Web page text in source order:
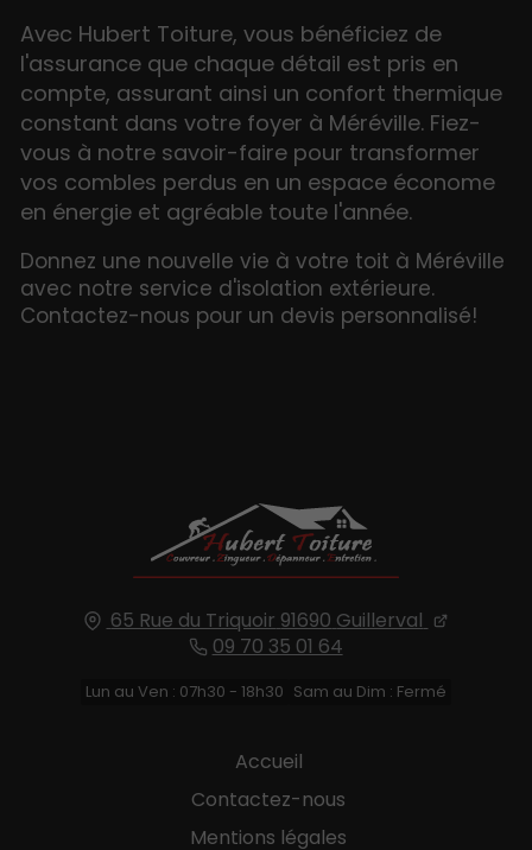
Avec Hubert Toiture, vous bénéficiez de
l'assurance que chaque détail est pris en
compte, assurant ainsi un confort thermique
constant dans votre foyer à Méréville. Fiez-
vous à notre savoir-faire pour transformer
vos combles perdus en un espace économe
en énergie et agréable toute l'année.
Donnez une nouvelle vie à votre toit à Méréville
avec notre service d'isolation extérieure.
Contactez-nous pour un devis personnalisé!
65 Rue du Triquoir 91690 Guillerval
09 70 35 01 64
Lun au Ven : 07h30 - 18h30 Sam au Dim : Fermé
Accueil
Contactez-nous
Mentions légales